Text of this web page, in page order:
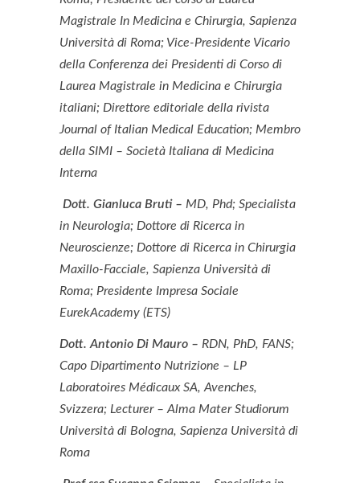
Magistrale In Medicina e Chirurgia, Sapienza
Università di Roma; Vice-Presidente Vicario
della Conferenza dei Presidenti di Corso di
Laurea Magistrale in Medicina e Chirurgia
italiani; Direttore editoriale della rivista
Journal of Italian Medical Education; Membro
della SIMI – Società Italiana di Medicina
Interna
Dott. Gianluca Bruti – MD, Phd; Specialista
in Neurologia; Dottore di Ricerca in
Neuroscienze; Dottore di Ricerca in Chirurgia
Maxillo-Facciale, Sapienza Università di
Roma; Presidente Impresa Sociale
EurekAcademy (ETS)
Dott. Antonio Di Mauro – RDN, PhD, FANS;
Capo Dipartimento Nutrizione – LP
Laboratoires Médicaux SA, Avenches,
Svizzera; Lecturer – Alma Mater Studiorum
Università di Bologna, Sapienza Università di
Roma